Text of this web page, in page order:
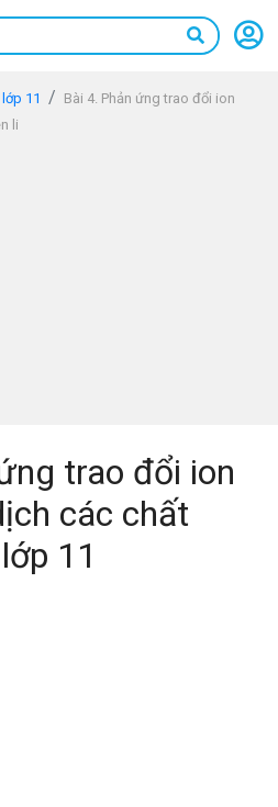
11
Bài 4. Phản ứng trao đổi ion
li
trao đổi ion
các chất
11